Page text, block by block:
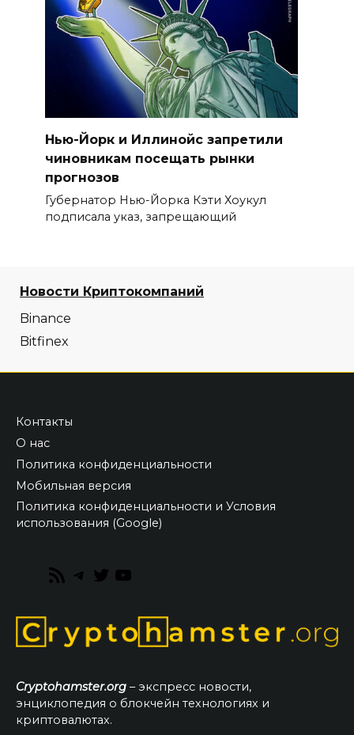
Нью-Йорк и Иллинойс запретили
чиновникам посещать рынки
прогнозов
Губернатор Нью-Йорка Кэти Хоукул
подписала указ, запрещающий
Новости Криптокомпаний
Binance
Bitfinex
Контакты
О нас
Политика конфиденциальности
Мобильная версия
Политика конфиденциальности и Условия
использования (Google)
RSS
Telegram
Twitter
Cryptohamster.org – экспресс новости,
энциклопедия о блокчейн технологиях и
криптовалютах.